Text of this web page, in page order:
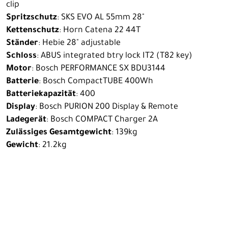
clip
Spritzschutz: SKS EVO AL 55mm 28"
Kettenschutz: Horn Catena 22 44T
Ständer: Hebie 28" adjustable
Schloss: ABUS integrated btry lock IT2 (T82 key)
Motor: Bosch PERFORMANCE SX BDU3144
Batterie: Bosch CompactTUBE 400Wh
Batteriekapazität: 400
Display: Bosch PURION 200 Display & Remote
Ladegerät: Bosch COMPACT Charger 2A
Zulässiges Gesamtgewicht: 139kg
Gewicht: 21.2kg